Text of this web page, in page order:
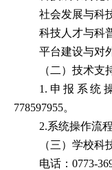
社会发展与科
科技人才与科
平台建设与对
（二）技术支
1. 申报系统
778597955。
2.系统操作流
（三）学校
电话：0773-